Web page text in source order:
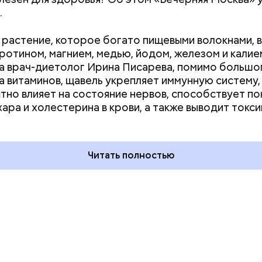
звезд и
день
праздники
и мире 7
День шевеления пальцами ног
и Международный день
праздники отмечают в
и мире 6 августа
которое богато пищевыми волокнами,
магнием, медью, йодом, железом и
врач-диетолог Ирина Писарева, помимо
витаминов, щавель укрепляет иммунную систему,
влияет на состояние нервов, способствует
и холестерина в крови, а также выводит
Читать полностью